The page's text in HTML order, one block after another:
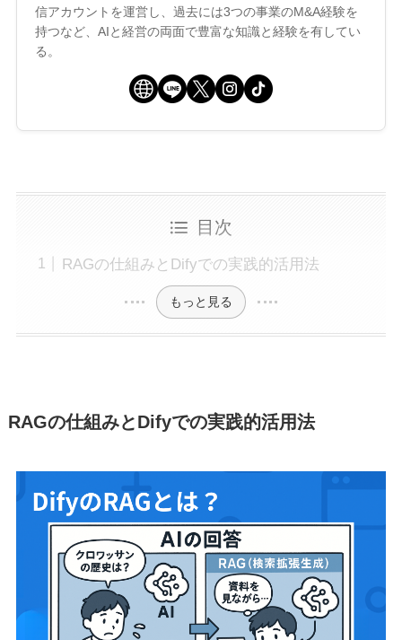
信アカウントを運営し、過去には3つの事業のM&A経験を
持つなど、AIと経営の両面で豊富な知識と経験を有してい
る。
目次
RAGの仕組みとDifyでの実践的活用法
もっと見る
RAGの仕組みとDifyでの実践的活用法